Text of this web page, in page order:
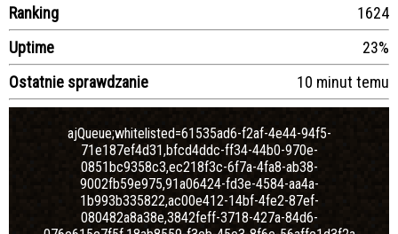
Ranking
1624
Uptime
23%
Ostatnie sprawdzanie
10 minut temu
ajQueue;whitelisted=61535ad6-f2af-4e44-94f5-
71e187ef4d31,bfcd4ddc-ff34-44b0-970e-
0851bc9358c3,ec218f3c-6f7a-4fa8-ab38-
9002fb59e975,91a06424-fd3e-4584-aa4a-
1b993b335822,ac00e412-14bf-4fe2-87ef-
080482a8a38e,3842feff-3718-427a-84d6-